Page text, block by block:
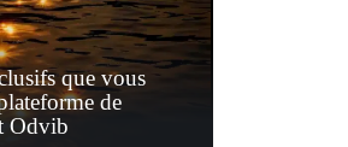
que vous
de
Odvib